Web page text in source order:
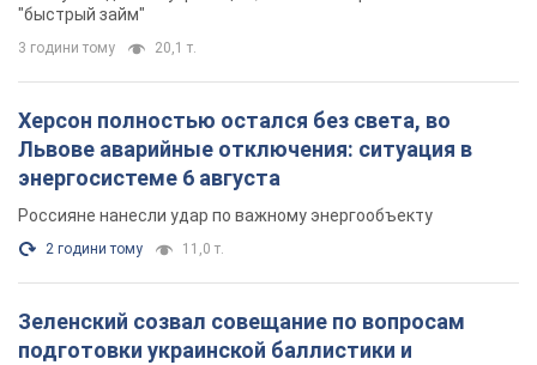
"быстрый займ"
3 години тому 20,1 т.
Херсон полностью остался без света, во
Львове аварийные отключения: ситуация в
энергосистеме 6 августа
Россияне нанесли удар по важному энергообъекту
2 години тому 11,0 т.
Зеленский созвал совещание по вопросам
подготовки украинской баллистики и